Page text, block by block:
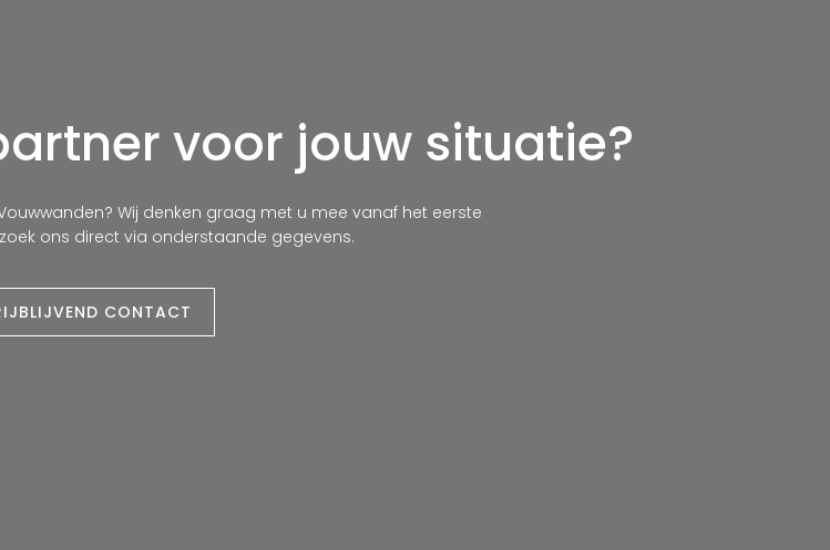
voor jouw situatie?
Wij denken graag met u mee vanaf het eerste
ons direct via onderstaande gegevens.
CONTACT